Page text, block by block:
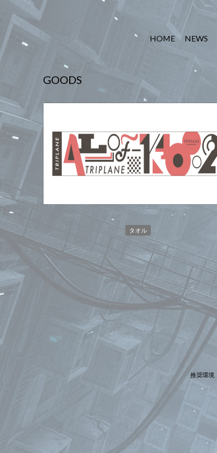
HOME NEWS
GOODS
タオル
推奨環境